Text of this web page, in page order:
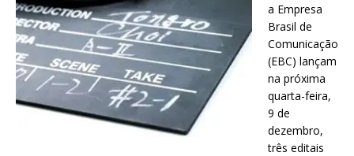
a Empresa
Brasil de
Comunicação
(EBC) lançam
na próxima
quarta-feira,
9 de
dezembro,
três editais